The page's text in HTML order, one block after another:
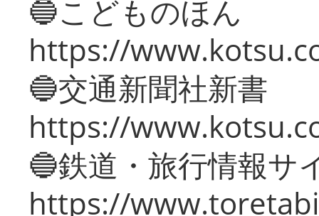
🔵こどものほん
https://
🔵交通新聞社新書
https://
🔵鉄道・旅行情報サ
https://